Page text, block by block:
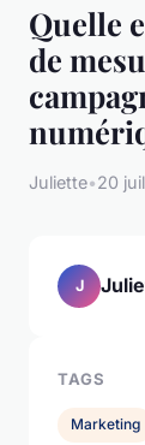
Quelle
de
Juliette•20
J
TAGS
Marketing